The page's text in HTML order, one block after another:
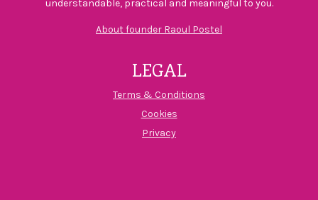
understandable, practical and meaningful to you.
About founder Raoul Postel
LEGAL
Terms & Conditions
Cookies
Privacy